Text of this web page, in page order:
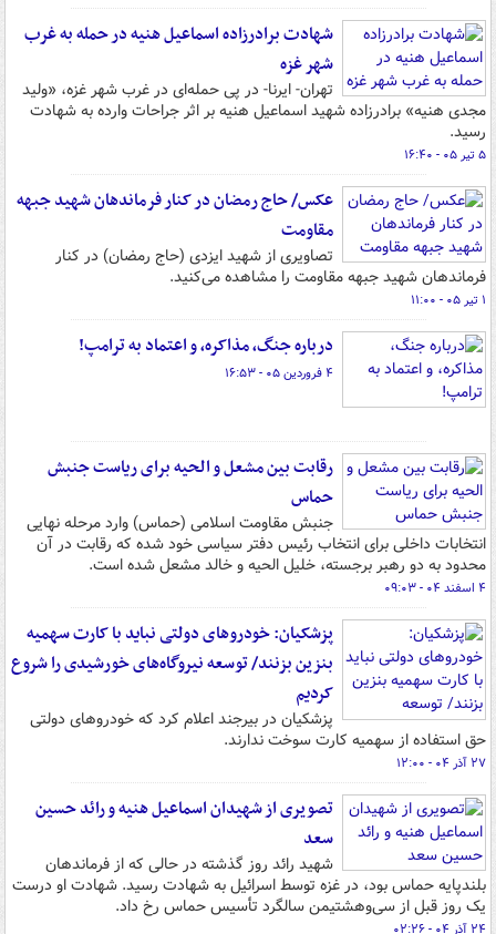
شهادت برادرزاده اسماعیل هنیه در حمله به غرب
شهر غزه
تهران- ایرنا- در پی حمله‌ای در غرب شهر غزه، «ولید
مجدی هنیه» برادرزاده شهید اسماعیل هنیه بر اثر جراحات وارده به شهادت
رسید.
۵ تیر ۰۵ - ۱۶:۴۰
عکس/ حاج رمضان در کنار فرماندهان شهید جبهه
مقاومت
تصاویری از شهید ایزدی (حاج رمضان) در کنار
فرماندهان شهید جبهه مقاومت را مشاهده می‌کنید.
۱ تیر ۰۵ - ۱۱:۰۰
درباره جنگ، مذاکره، و اعتماد به ترامپ!
۴ فروردین ۰۵ - ۱۶:۵۳
رقابت بین مشعل و الحیه برای ریاست جنبش
حماس
جنبش مقاومت اسلامی (حماس) وارد مرحله نهایی
انتخابات داخلی برای انتخاب رئیس دفتر سیاسی خود شده که رقابت در آن
محدود به دو رهبر برجسته، خلیل الحیه و خالد مشعل شده است.
۴ اسفند ۰۴ - ۰۹:۰۳
پزشکیان: خودروهای دولتی نباید با کارت سهمیه
بنزین بزنند/ توسعه نیروگاه‌های خورشیدی را شروع
کردیم
پزشکیان در بیرجند اعلام کرد که خودروهای دولتی
حق استفاده از سهمیه کارت سوخت ندارند.
۲۷ آذر ۰۴ - ۱۲:۰۰
تصویری از شهیدان اسماعیل هنیه و رائد حسین
سعد
شهید رائد روز گذشته در حالی که از فرماندهان
بلندپایه حماس بود، در غزه توسط اسرائیل به شهادت رسید. شهادت او درست
یک روز قبل از سی‌وهشتیمن سالگرد تأسیس حماس رخ داد.
۲۴ آذر ۰۴ - ۰۲:۲۶